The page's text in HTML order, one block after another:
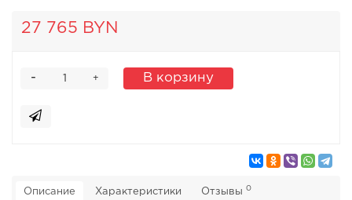
27 765 BYN
+
- В корзину
Описание Характеристики Отзывы 0